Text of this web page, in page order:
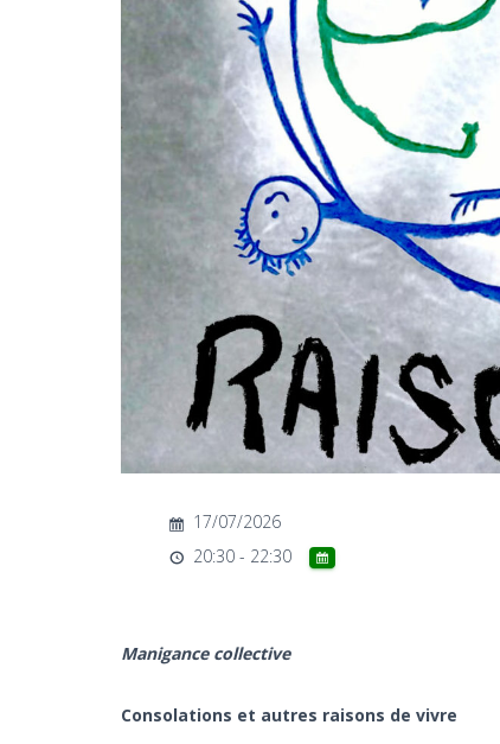
17/07/2026
20:30 - 22:30
Manigance collective
Consolations et autres raisons de vivre